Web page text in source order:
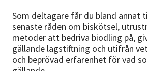
Som deltagare får du bland annat
senaste råden om biskötsel,
metoder att bedriva biodling på,
gällande lagstiftning och utifrån
och beprövad erfarenhet för vad